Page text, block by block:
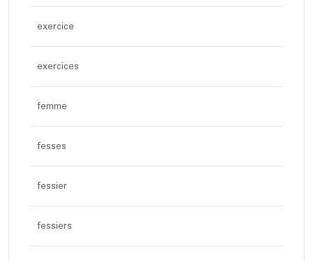
exercice
exercices
femme
fesses
fessier
fessiers